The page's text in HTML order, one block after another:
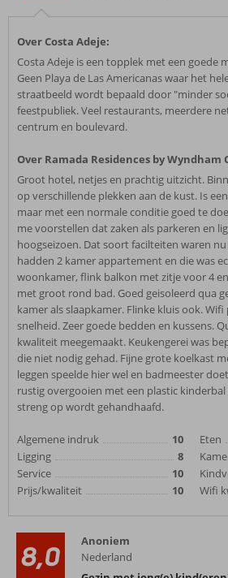
Over Costa Adeje:
Costa Adeje is een topplek met een goede
Geen Playa de Las Americanas waar het
straatbeeld wordt bepaald door "minder
feestpubliek. Veel restaurants, meerdere
centrum en boulevard.
Over Ramada Residences by Wyndham
Groot hotel, netjes en prachtig uitzicht.
op verschillende plekken aan de kust. Is
maar met een normale conditie goed te
me voorstellen dat zaken als parkeren en
hoogseizoen. Dat soort facilteiten waren
hadden 2 kamer appartement en die was
woonkamer, flink balkon met zitje voor 4
met groot rond bad. Goed geisoleerd qua
kamer als slaapkamer. Flinke kluis ook.
snelheid. Zeer goede bedden en kussens.
kwaliteit meegemaakt. Keukengerei was
die niet nodig gehad. Fijne grote koelkast
leggen speelde hier wel en badmeester
rustig overgooien met een plastic
streng op wordt gehandhaafd.
Algemene indruk
10
Ligging
8
Service
10
Prijs/kwaliteit
10
Eten
Wifi
8,0
Anoniem
Nederland